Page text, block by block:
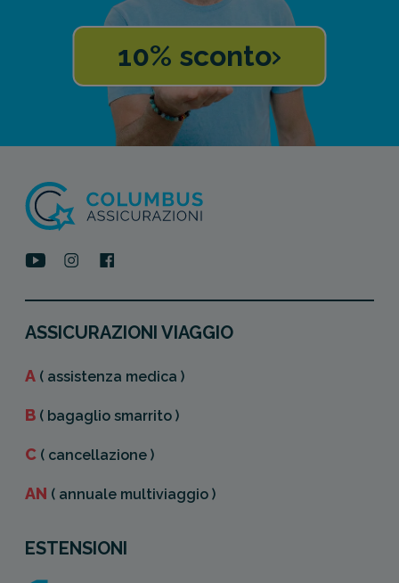
10% sconto
ASSICURAZIONI VIAGGIO
A ( assistenza medica )
B ( bagaglio smarrito )
C ( cancellazione )
AN ( annuale multiviaggio )
ESTENSIONI